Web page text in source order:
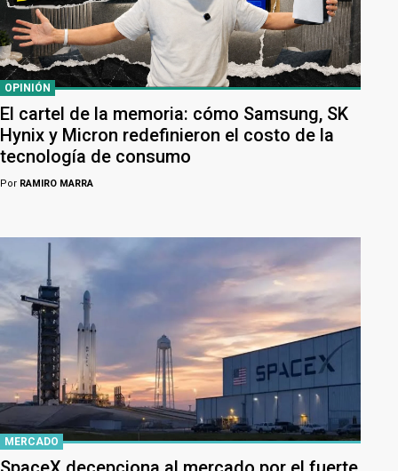
OPINIÓN
El cartel de la memoria: cómo Samsung, SK
Hynix y Micron redefinieron el costo de la
tecnología de consumo
Por RAMIRO MARRA
MERCADO